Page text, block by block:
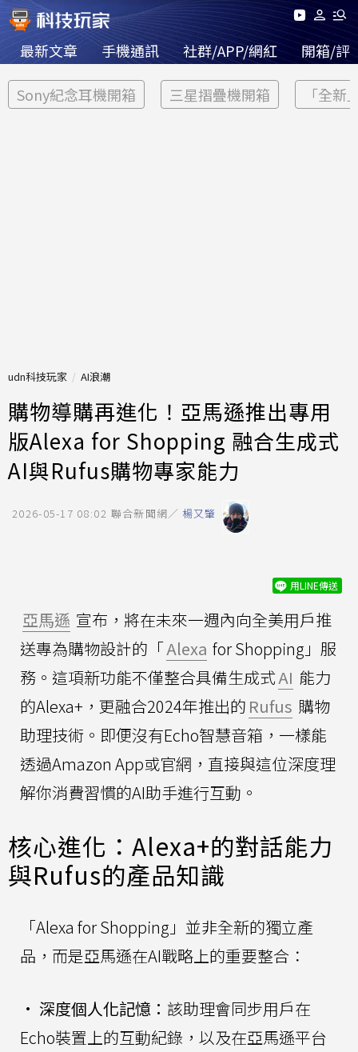
最新文章 手機通訊 社群/APP/網紅 開箱/評
Sony紀念耳機開箱 三星摺疊機開箱 「全新
udn科技玩家 AI浪潮
購物導購再進化！亞馬遜推出專用
版Alexa for Shopping 融合生成式
AI與Rufus購物專家能力
2026-05-17 08:02 聯合新聞網／ 楊又肇
用LINE傳送
亞馬遜 宣布，將在未來一週內向全美用戶推
送專為購物設計的「Alexa for Shopping」服
務。這項新功能不僅整合具備生成式AI 能力
的Alexa+，更融合2024年推出的 Rufus 購物
助理技術。即便沒有Echo智慧音箱，一樣能
透過Amazon App或官網，直接與這位深度理
解你消費習慣的AI助手進行互動。
核心進化：Alexa+的對話能力
與Rufus的產品知識
「Alexa for Shopping」並非全新的獨立產
品，而是亞馬遜在AI戰略上的重要整合：
• 深度個人化記憶： 該助理會同步用戶在
Echo裝置上的互動紀錄，以及在亞馬遜平台